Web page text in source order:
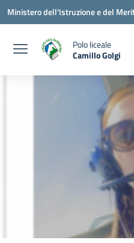
Vai ai contenuti
Vai al menu di navigazione
Vai al footer
Ministero dell'Istruzione e del
Polo liceale
Camillo Golgi
— Visita la